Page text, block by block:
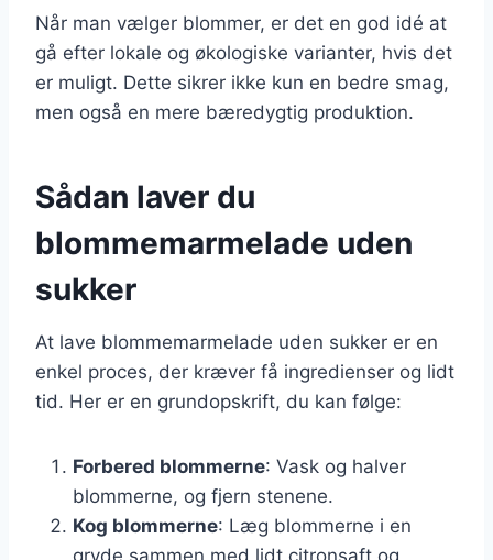
Når man vælger blommer, er det en god idé at
gå efter lokale og økologiske varianter, hvis det
er muligt. Dette sikrer ikke kun en bedre smag,
men også en mere bæredygtig produktion.
Sådan laver du
blommemarmelade uden
sukker
At lave blommemarmelade uden sukker er en
enkel proces, der kræver få ingredienser og lidt
tid. Her er en grundopskrift, du kan følge:
Forbered blommerne: Vask og halver
blommerne, og fjern stenene.
Kog blommerne: Læg blommerne i en
gryde sammen med lidt citronsaft og